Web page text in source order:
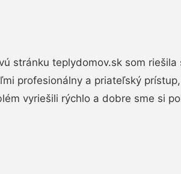
stránku teplydomov.sk som
profesionálny a priateľský
vyriešili rýchlo a dobre sme si